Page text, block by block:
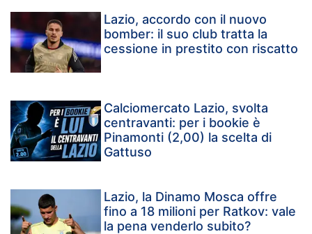
Lazio, accordo con il nuovo
bomber: il suo club tratta la
cessione in prestito con riscatto
Calciomercato Lazio, svolta
centravanti: per i bookie è
Pinamonti (2,00) la scelta di
Gattuso
Lazio, la Dinamo Mosca offre
fino a 18 milioni per Ratkov: vale
la pena venderlo subito?